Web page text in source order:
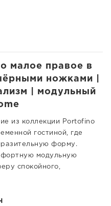
малое правое в
ножками |
| модульный
из коллекции Portofino
гостиной, где
форму.
модульную
спокойного,